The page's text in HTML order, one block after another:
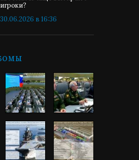
игроки?
30.06.2026 в 16:36